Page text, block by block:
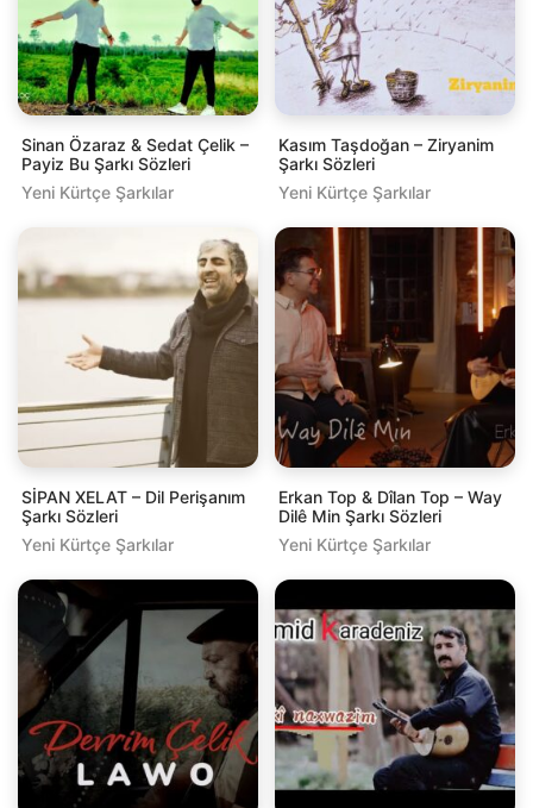
Sinan Özaraz & Sedat Çelik –
Payiz Bu Şarkı Sözleri
Yeni Kürtçe Şarkılar
Kasım Taşdoğan – Ziryanim
Şarkı Sözleri
Yeni Kürtçe Şarkılar
SİPAN XELAT – Dil Perişanım
Şarkı Sözleri
Yeni Kürtçe Şarkılar
Erkan Top & Dîlan Top – Way
Dilê Min Şarkı Sözleri
Yeni Kürtçe Şarkılar